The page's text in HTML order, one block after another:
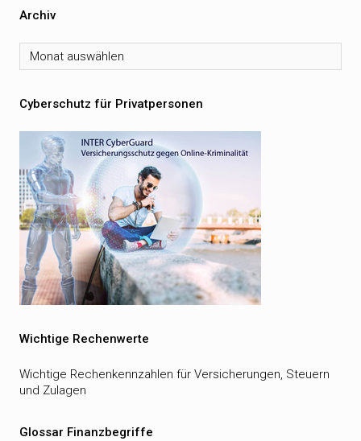
Archiv
Archiv
Cyberschutz für Privatpersonen
Wichtige Rechenwerte
Wichtige Rechenkennzahlen für Versicherungen, Steuern
und Zulagen
Glossar Finanzbegriffe